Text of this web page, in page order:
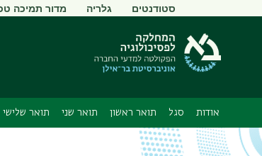
תפריט
משני
סטודנטים גלריה מדור תמיכה
אודות סגל תואר ראשון תואר שני תואר שלישי